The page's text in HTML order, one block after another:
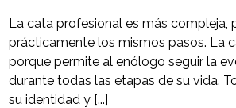
La cata profesional es más compleja,
prácticamente los mismos pasos. La
porque permite al enólogo seguir la
durante todas las etapas de su vida.
su identidad y [...]